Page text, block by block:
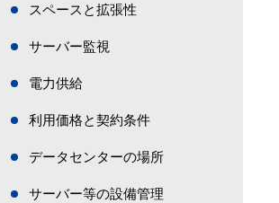
スペースと拡張性
サーバー監視
電力供給
利用価格と契約条件
データセンターの場所
サーバー等の設備管理